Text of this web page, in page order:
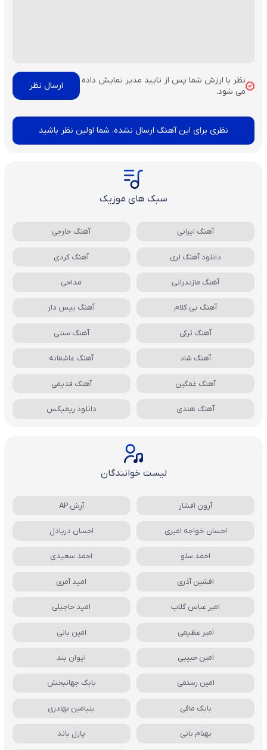
نظر با ارزش شما پس از تایید مدیر نمایش داده
می شود.
نظری برای این آهنگ ارسال نشده، شما اولین نظر باشید
سبک های موزیک
آهنگ ایرانی آهنگ خارجی
دانلود آهنگ لری آهنگ کردی
آهنگ مازندرانی مداحی
آهنگ بی کلام آهنگ بیس دار
آهنگ ترکی آهنگ سنتی
آهنگ شاد آهنگ عاشقانه
آهنگ غمگین آهنگ قدیمی
آهنگ هندی دانلود ریمیکس
لیست خوانندگان
آرون افشار آرش AP
احسان خواجه امیری احسان دریادل
احمد سلو احمد سعیدی
افشین آذری امید آمری
امیر عباس گلاب امید حاجیلی
امیر عظیمی امین بانی
امین حبیبی ایوان بند
امین رستمی بابک جهانبخش
بابک مافی بنیامین بهادری
بهنام بانی پازل باند